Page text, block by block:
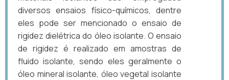
diversos ensaios físico-químicos, dentre
eles pode ser mencionado o ensaio de
rigidez dielétrica do óleo isolante. O ensaio
de rigidez é realizado em amostras de
fluido isolante, sendo eles geralmente o
óleo mineral isolante, óleo vegetal isolante